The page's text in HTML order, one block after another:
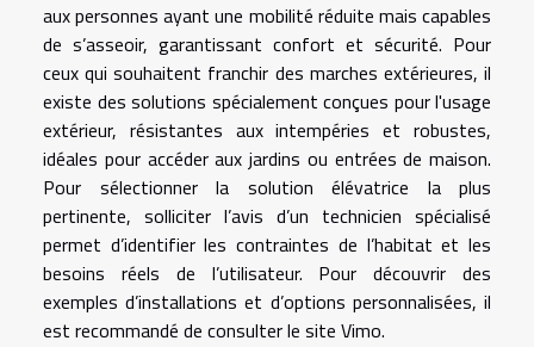
aux personnes ayant une mobilité réduite mais capables
de s’asseoir, garantissant confort et sécurité. Pour
ceux qui souhaitent franchir des marches extérieures, il
existe des solutions spécialement conçues pour l'usage
extérieur, résistantes aux intempéries et robustes,
idéales pour accéder aux jardins ou entrées de maison.
Pour sélectionner la solution élévatrice la plus
pertinente, solliciter l’avis d’un technicien spécialisé
permet d’identifier les contraintes de l’habitat et les
besoins réels de l’utilisateur. Pour découvrir des
exemples d’installations et d’options personnalisées, il
est recommandé de consulter le site Vimo.